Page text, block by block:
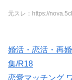
元スレ：https://
婚活・恋活・再
集/R18
恋愛マッチング